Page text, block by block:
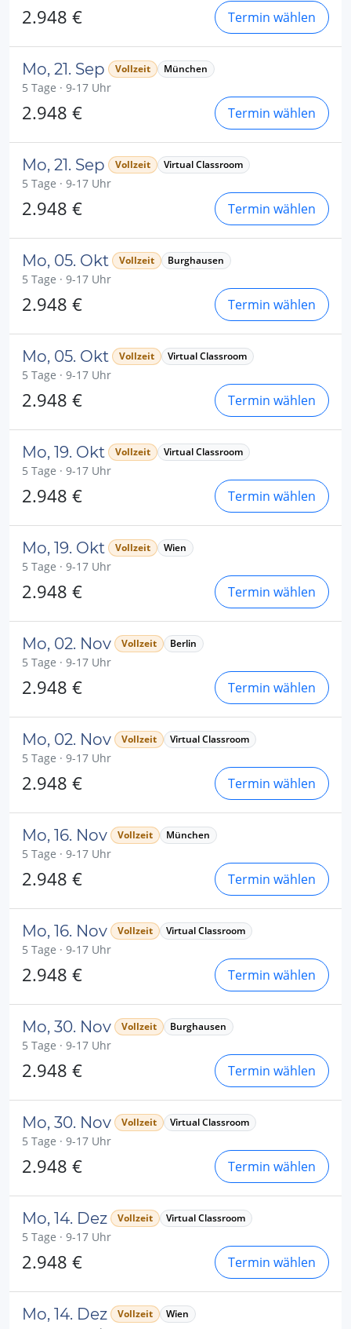
2.948 € Termin wählen
Mo, 21. Sep Vollzeit München
5 Tage · 9-17 Uhr
2.948 € Termin wählen
Mo, 21. Sep Vollzeit Virtual Classroom
5 Tage · 9-17 Uhr
2.948 € Termin wählen
Mo, 05. Okt Vollzeit Burghausen
5 Tage · 9-17 Uhr
2.948 € Termin wählen
Mo, 05. Okt Vollzeit Virtual Classroom
5 Tage · 9-17 Uhr
2.948 € Termin wählen
Mo, 19. Okt Vollzeit Virtual Classroom
5 Tage · 9-17 Uhr
2.948 € Termin wählen
Mo, 19. Okt Vollzeit Wien
5 Tage · 9-17 Uhr
2.948 € Termin wählen
Mo, 02. Nov Vollzeit Berlin
5 Tage · 9-17 Uhr
2.948 € Termin wählen
Mo, 02. Nov Vollzeit Virtual Classroom
5 Tage · 9-17 Uhr
2.948 € Termin wählen
Mo, 16. Nov Vollzeit München
5 Tage · 9-17 Uhr
2.948 € Termin wählen
Mo, 16. Nov Vollzeit Virtual Classroom
5 Tage · 9-17 Uhr
2.948 € Termin wählen
Mo, 30. Nov Vollzeit Burghausen
5 Tage · 9-17 Uhr
2.948 € Termin wählen
Mo, 30. Nov Vollzeit Virtual Classroom
5 Tage · 9-17 Uhr
2.948 € Termin wählen
Mo, 14. Dez Vollzeit Virtual Classroom
5 Tage · 9-17 Uhr
2.948 € Termin wählen
Mo, 14. Dez Vollzeit Wien